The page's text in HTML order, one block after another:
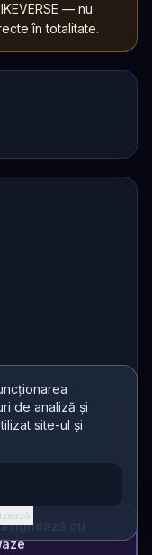
de analiză și
site-ul și
— nu
în totalitate.
cu